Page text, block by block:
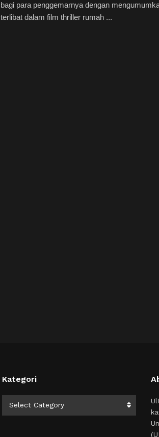
bagi para penggemarnya dengan
terlibat dalam film thriller rumah ...
Kategori
Select Category